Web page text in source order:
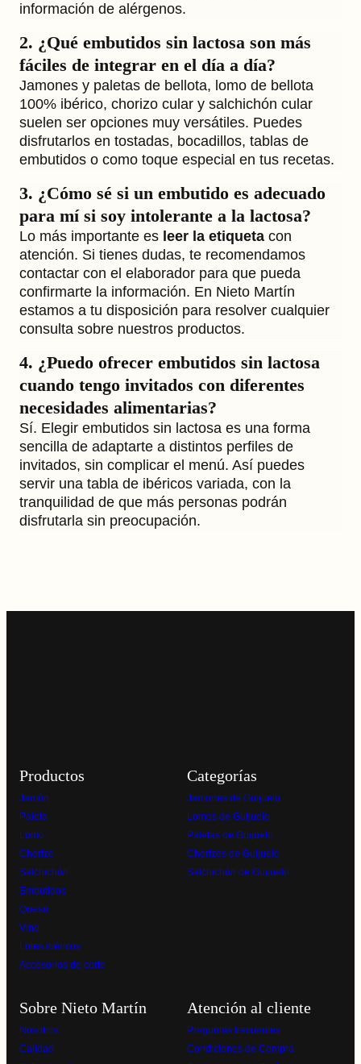
información de alérgenos.
2. ¿Qué embutidos sin lactosa son más
fáciles de integrar en el día a día?
Jamones y paletas de bellota, lomo de bellota
100% ibérico, chorizo cular y salchichón cular
suelen ser opciones muy versátiles. Puedes
disfrutarlos en tostadas, bocadillos, tablas de
embutidos o como toque especial en tus recetas.
3. ¿Cómo sé si un embutido es adecuado
para mí si soy intolerante a la lactosa?
Lo más importante es leer la etiqueta con
atención. Si tienes dudas, te recomendamos
contactar con el elaborador para que pueda
confirmarte la información. En Nieto Martín
estamos a tu disposición para resolver cualquier
consulta sobre nuestros productos.
4. ¿Puedo ofrecer embutidos sin lactosa
cuando tengo invitados con diferentes
necesidades alimentarias?
Sí. Elegir embutidos sin lactosa es una forma
sencilla de adaptarte a distintos perfiles de
invitados, sin complicar el menú. Así puedes
servir una tabla de ibéricos variada, con la
tranquilidad de que más personas podrán
disfrutarla sin preocupación.
Productos
Jamón
Paleta
Lomo
Chorizo
Salchichón
Embutidos
Queso
Vino
Lotes ibéricos
Accesorios de corte
Categorías
Jamones de Guijuelo
Lomos de Guijuelo
Paletas de Guijuelo
Chorizos de Guijuelo
Salchichón de Guijuelo
Sobre Nieto Martín
Nosotros
Calidad
Atención al cliente
Preguntas frecuentes
Condiciones de Compra